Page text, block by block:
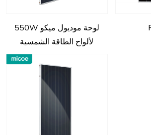
لوحة موديول ميكو 550W
لألواح الطاقة الشمسية